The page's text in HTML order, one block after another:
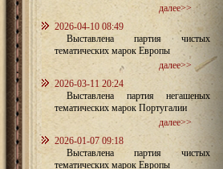
далее>>
2026-04-10 08:49
Выставлена партия чистых
тематических марок Европы
далее>>
2026-03-11 20:24
Выставлена партия негашеных
тематических марок Португалии
далее>>
2026-01-07 09:18
Выставлена партия чистых
тематических марок Европы